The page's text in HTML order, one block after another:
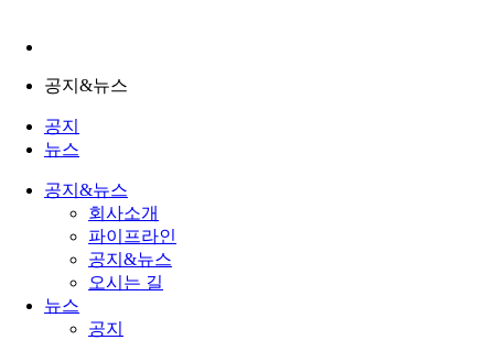
공지&뉴스
공지
뉴스
공지&뉴스
회사소개
파이프라인
공지&뉴스
오시는 길
뉴스
공지